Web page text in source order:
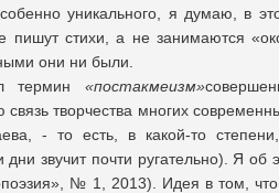
уникального, я думаю, в
пишут стихи, а не занимаются
они ни были.
термин «постакмеизм»
связь творчества многих
- то есть, в какой-то
дни звучит почти ругательно). Я
№ 1, 2013). Идея в том, что